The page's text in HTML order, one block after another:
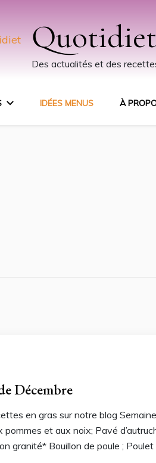
Quotidiet
Des actualités et des
IDÉES MENUS À
Décembre
en gras sur notre blog
pommes et aux noix; Pavé
granité* Bouillon de poule ;